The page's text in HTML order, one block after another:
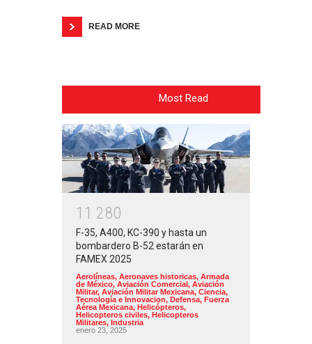
READ MORE
Most Read
1 1 280
F-35, A400, KC-390 y hasta un
bombardero B-52 estarán en
FAMEX 2025
Aerolíneas, Aeronaves historicas, Armada
de México, Aviación Comercial, Aviación
Militar, Aviación Militar Mexicana, Ciencia,
Tecnología e Innovacion, Defensa, Fuerza
Aérea Mexicana, Helicópteros,
Helicopteros civiles, Helicopteros
Militares, Industria
enero 23, 2025